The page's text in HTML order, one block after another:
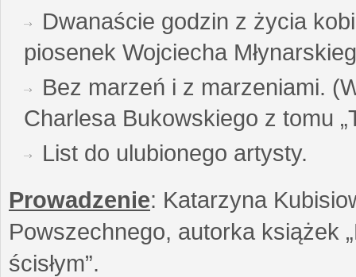
Dwanaście godzin z życia
piosenek Wojciecha
Bez marzeń i z marzeniami.
Charlesa Bukowskiego z tomu
List do ulubionego artysty.
Prowadzenie: Katarzyna
Powszechnego, autorka książek
ścisłym”.